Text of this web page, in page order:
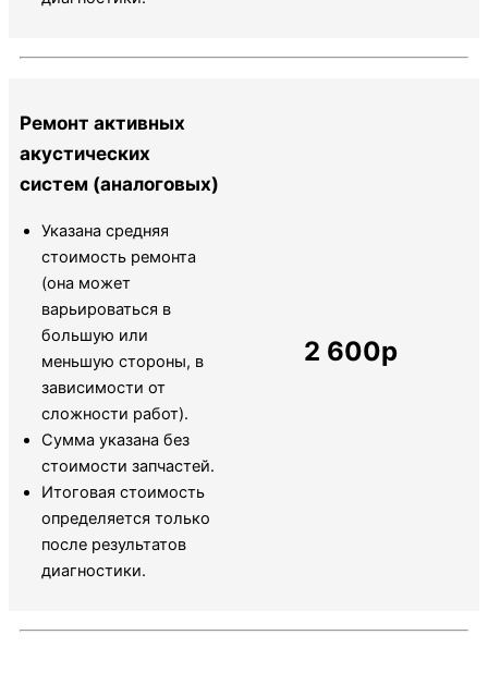
Ремонт активных
акустических
систем (аналоговых)
Указана средняя
стоимость ремонта
(она может
варьироваться в
большую или
меньшую стороны, в
зависимости от
сложности работ).
Сумма указана без
стоимости запчастей.
Итоговая стоимость
определяется только
после результатов
диагностики.
2 600р